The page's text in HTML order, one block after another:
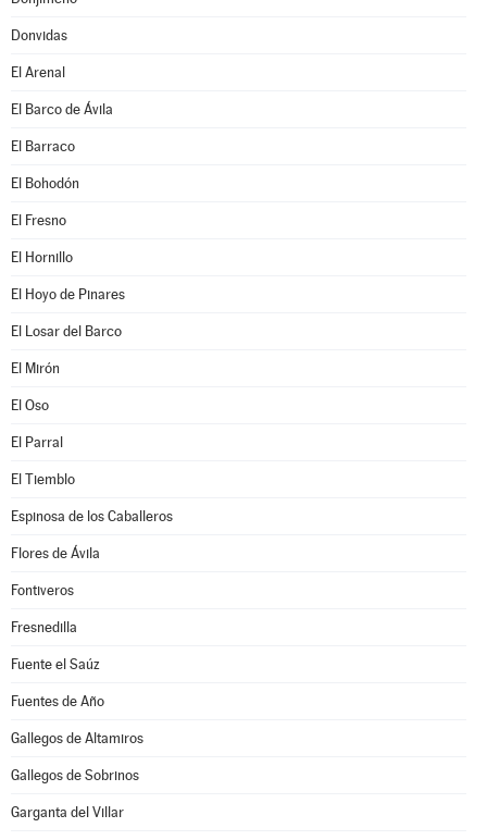
Donvidas
El Arenal
El Barco de Ávila
El Barraco
El Bohodón
El Fresno
El Hornillo
El Hoyo de Pinares
El Losar del Barco
El Mirón
El Oso
El Parral
El Tiemblo
Espinosa de los Caballeros
Flores de Ávila
Fontiveros
Fresnedilla
Fuente el Saúz
Fuentes de Año
Gallegos de Altamiros
Gallegos de Sobrinos
Garganta del Villar